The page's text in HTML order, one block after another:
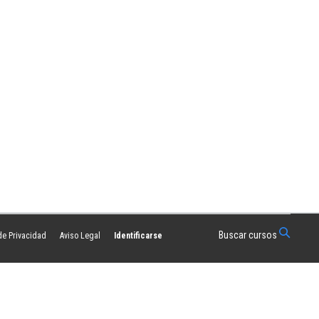
Privacidad Aviso Legal Identificarse Buscar cursos